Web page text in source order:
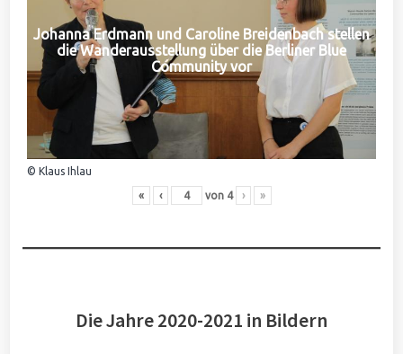
Johanna Erdmann und Caroline Breidenbach stellen
die Wanderausstellung über die Berliner Blue
Community vor
© Klaus Ihlau
« ‹ von 4 › »
Die Jahre 2020-2021 in Bildern